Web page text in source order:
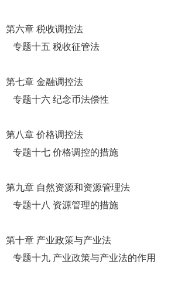
第六章 税收调控法
专题十五 税收征管法
第七章 金融调控法
专题十六 纪念币法偿性
第八章 价格调控法
专题十七 价格调控的措施
第九章 自然资源和资源管理法
专题十八 资源管理的措施
第十章 产业政策与产业法
专题十九 产业政策与产业法的作用